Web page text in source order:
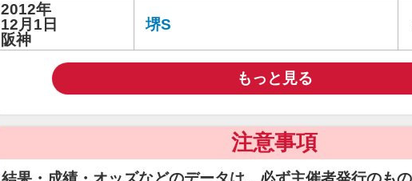
2012年
12月1日
阪神
堺S
もっと見る
注意事項